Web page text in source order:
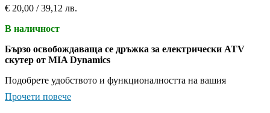
€ 20,00 / 39,12 лв.
В наличност
Бързо освобождаваща се дръжка за електрически ATV
скутер от MIA Dynamics
Подобрете удобството и функционалността на вашия
електрически ATV скутер с бързо освобождаваща се дръжка от
MIA Dynamics. Тази иновативна дръжка позволява лесна
Прочети повече